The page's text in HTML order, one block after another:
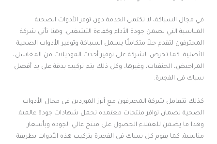
في مجال السباكة، لا تكتمل الخدمة دون توفر الأدوات الصحية
المناسبة التي تضمن جودة الأداء وكفاءة التشغيل. وهنا تأتي شركة
المحترفون لتقدم حلاً متكاملًا يشمل السباكة وتوفير الأدوات الصحية
الأصلية. كما تحرص الشركة على توفير أحدث الموديلات من المغاسل،
المراحيض، الحنفيات، وغيرها، وكل ذلك يتم تركيبه بدقة على يد أفضل
سباك في الفجيرة.
كذلك تتعامل شركة المحترفون مع أبرز الموردين في مجال الأدوات
الصحية لضمان توافر منتجات معتمدة تحمل شهادات جودة عالمية.
وهذا ما يضمن للعملاء الحصول على منتج عالي الجودة وبأسعار
مناسبة. كما يقوم كل سباك في الفجيرة بتركيب هذه الأدوات بطريقة